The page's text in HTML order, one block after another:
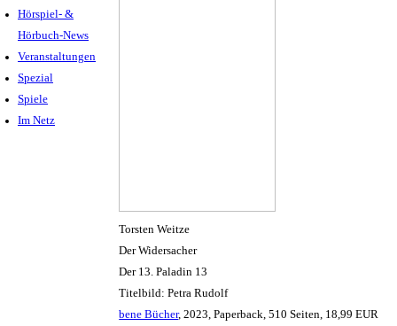
Hörspiel- &
Hörbuch-News
Veranstaltungen
Spezial
Spiele
Im Netz
Torsten Weitze
Der Widersacher
Der 13. Paladin 13
Titelbild: Petra Rudolf
bene Bücher, 2023, Paperback, 510 Seiten, 18,99 EUR